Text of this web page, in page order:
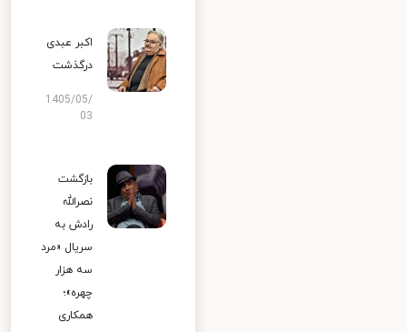
اکبر عبدی
درگذشت
1405/05/
03
بازگشت
نصرالله
رادش به
سریال «مرد
سه هزار
چهره»؛
همکاری